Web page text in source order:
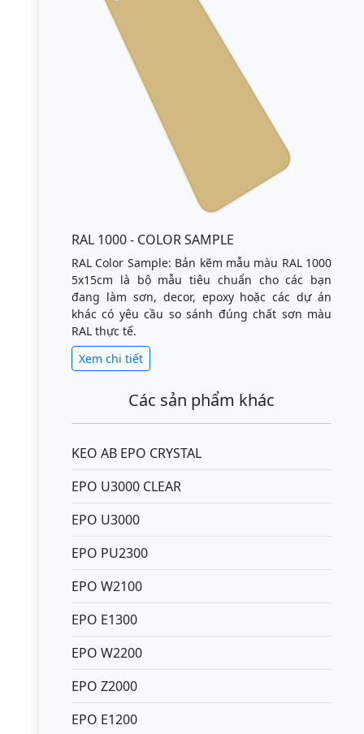
RAL 1000 - COLOR SAMPLE
RAL Color Sample: Bản kẽm mẫu màu RAL 1000
5x15cm là bộ mẫu tiêu chuẩn cho các bạn
đang làm sơn, decor, epoxy hoặc các dự án
khác có yêu cầu so sánh đúng chất sơn màu
RAL thực tế.
Xem chi tiết
Các sản phẩm khác
KEO AB EPO CRYSTAL
EPO U3000 CLEAR
EPO U3000
EPO PU2300
EPO W2100
EPO E1300
EPO W2200
EPO Z2000
EPO E1200